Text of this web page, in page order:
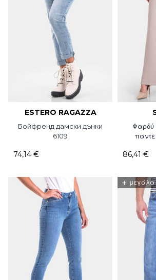
ESTERO RAGAZZA
Бойфренд дамски дънки
6109
74,14 €
Φαρδύ
86,41 €
+ μεγάλα